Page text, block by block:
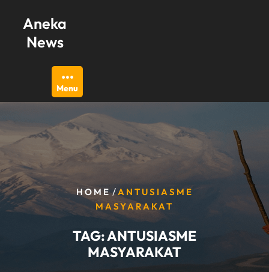
content
Aneka
News
Menu
HOME/ANTUSIASME
MASYARAKAT
TAG:ANTUSIASME
MASYARAKAT